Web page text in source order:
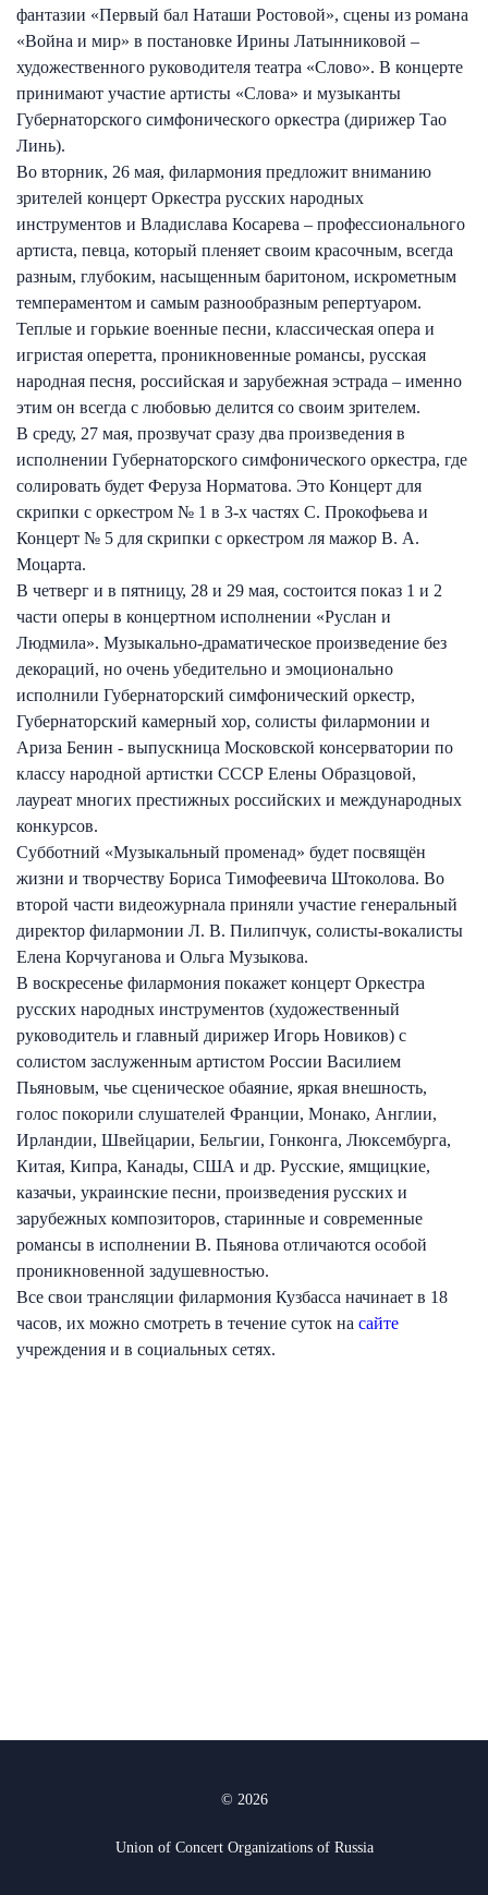
фантазии «Первый бал Наташи Ростовой», сцены из романа
«Война и мир» в постановке Ирины Латынниковой –
художественного руководителя театра «Слово». В концерте
принимают участие артисты «Слова» и музыканты
Губернаторского симфонического оркестра (дирижер Тао
Линь).
Во вторник, 26 мая, филармония предложит вниманию
зрителей концерт Оркестра русских народных
инструментов и Владислава Косарева – профессионального
артиста, певца, который пленяет своим красочным, всегда
разным, глубоким, насыщенным баритоном, искрометным
темпераментом и самым разнообразным репертуаром.
Теплые и горькие военные песни, классическая опера и
игристая оперетта, проникновенные романсы, русская
народная песня, российская и зарубежная эстрада – именно
этим он всегда с любовью делится со своим зрителем.
В среду, 27 мая, прозвучат сразу два произведения в
исполнении Губернаторского симфонического оркестра, где
солировать будет Феруза Норматова. Это Концерт для
скрипки с оркестром № 1 в 3-х частях С. Прокофьева и
Концерт № 5 для скрипки с оркестром ля мажор В. А.
Моцарта.
В четверг и в пятницу, 28 и 29 мая, состоится показ 1 и 2
части оперы в концертном исполнении «Руслан и
Людмила». Музыкально-драматическое произведение без
декораций, но очень убедительно и эмоционально
исполнили Губернаторский симфонический оркестр,
Губернаторский камерный хор, солисты филармонии и
Ариза Бенин - выпускница Московской консерватории по
классу народной артистки СССР Елены Образцовой,
лауреат многих престижных российских и международных
конкурсов.
Субботний «Музыкальный променад» будет посвящён
жизни и творчеству Бориса Тимофеевича Штоколова. Во
второй части видеожурнала приняли участие генеральный
директор филармонии Л. В. Пилипчук, солисты-вокалисты
Елена Корчуганова и Ольга Музыкова.
В воскресенье филармония покажет концерт Оркестра
русских народных инструментов (художественный
руководитель и главный дирижер Игорь Новиков) с
солистом заслуженным артистом России Василием
Пьяновым, чье сценическое обаяние, яркая внешность,
голос покорили слушателей Франции, Монако, Англии,
Ирландии, Швейцарии, Бельгии, Гонконга, Люксембурга,
Китая, Кипра, Канады, США и др. Русские, ямщицкие,
казачьи, украинские песни, произведения русских и
зарубежных композиторов, старинные и современные
романсы в исполнении В. Пьянова отличаются особой
проникновенной задушевностью.
Все свои трансляции филармония Кузбасса начинает в 18
часов, их можно смотреть в течение суток на сайте
учреждения и в социальных сетях.
© 2026
Union of Concert Organizations of Russia